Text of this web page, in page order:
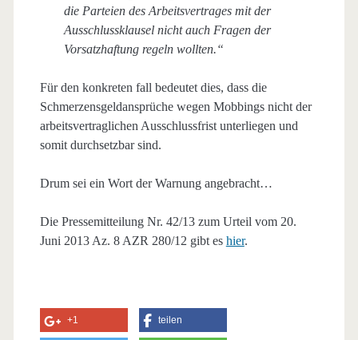
die Parteien des Arbeitsvertrages mit der
Ausschlussklausel nicht auch Fragen der
Vorsatzhaftung regeln wollten.“
Für den konkreten fall bedeutet dies, dass die
Schmerzensgeldansprüche wegen Mobbings nicht der
arbeitsvertraglichen Ausschlussfrist unterliegen und
somit durchsetzbar sind.
Drum sei ein Wort der Warnung angebracht…
Die Pressemitteilung Nr. 42/13 zum Urteil vom 20.
Juni 2013 Az. 8 AZR 280/12 gibt es hier.
+1 teilen